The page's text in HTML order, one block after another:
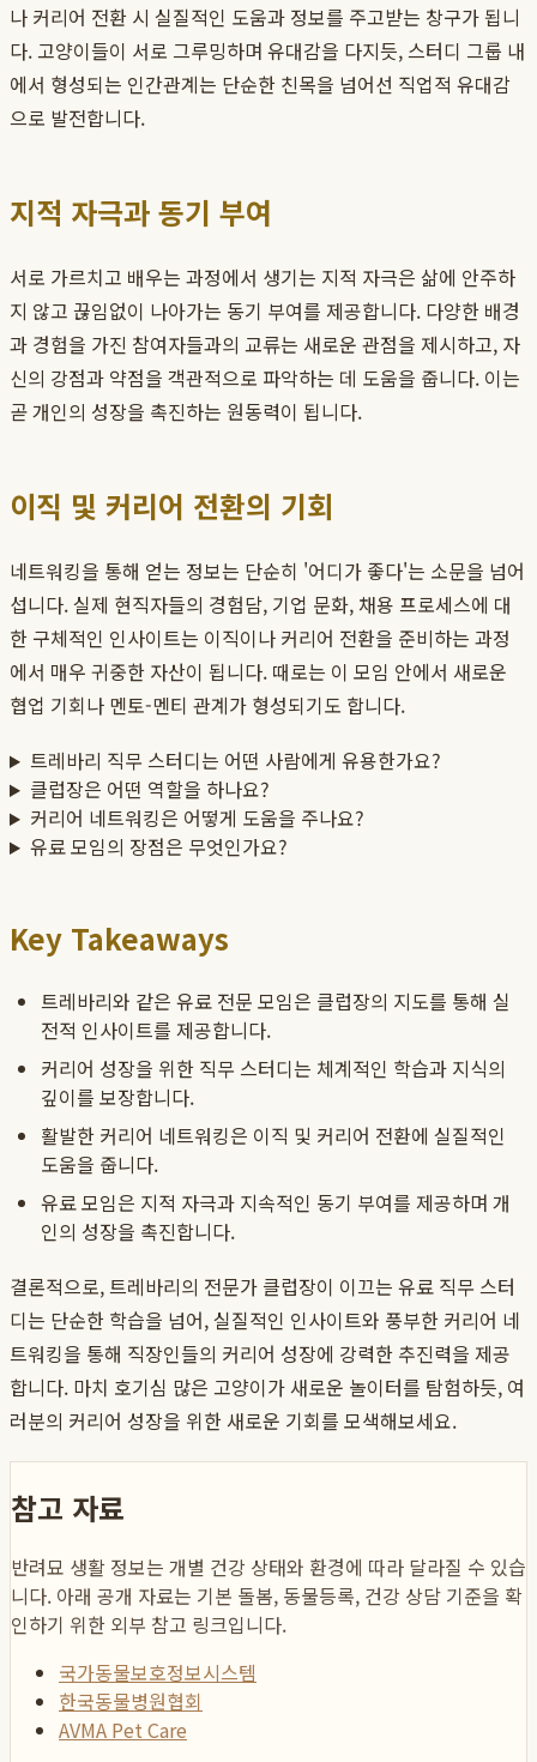
나 커리어 전환 시 실질적인 도움과 정보를 주고받는 창구가 됩니
다. 고양이들이 서로 그루밍하며 유대감을 다지듯, 스터디 그룹 내
에서 형성되는 인간관계는 단순한 친목을 넘어선 직업적 유대감
으로 발전합니다.
지적 자극과 동기 부여
서로 가르치고 배우는 과정에서 생기는 지적 자극은 삶에 안주하
지 않고 끊임없이 나아가는 동기 부여를 제공합니다. 다양한 배경
과 경험을 가진 참여자들과의 교류는 새로운 관점을 제시하고, 자
신의 강점과 약점을 객관적으로 파악하는 데 도움을 줍니다. 이는
곧 개인의 성장을 촉진하는 원동력이 됩니다.
이직 및 커리어 전환의 기회
네트워킹을 통해 얻는 정보는 단순히 '어디가 좋다'는 소문을 넘어
섭니다. 실제 현직자들의 경험담, 기업 문화, 채용 프로세스에 대
한 구체적인 인사이트는 이직이나 커리어 전환을 준비하는 과정
에서 매우 귀중한 자산이 됩니다. 때로는 이 모임 안에서 새로운
협업 기회나 멘토-멘티 관계가 형성되기도 합니다.
트레바리 직무 스터디는 어떤 사람에게 유용한가요?
클럽장은 어떤 역할을 하나요?
커리어 네트워킹은 어떻게 도움을 주나요?
유료 모임의 장점은 무엇인가요?
Key Takeaways
트레바리와 같은 유료 전문 모임은 클럽장의 지도를 통해 실
전적 인사이트를 제공합니다.
커리어 성장을 위한 직무 스터디는 체계적인 학습과 지식의
깊이를 보장합니다.
활발한 커리어 네트워킹은 이직 및 커리어 전환에 실질적인
도움을 줍니다.
유료 모임은 지적 자극과 지속적인 동기 부여를 제공하며 개
인의 성장을 촉진합니다.
결론적으로,트레바리의 전문가 클럽장이 이끄는 유료 직무 스터
디는 단순한 학습을 넘어, 실질적인 인사이트와 풍부한 커리어 네
트워킹을 통해 직장인들의 커리어 성장에 강력한 추진력을 제공
합니다. 마치 호기심 많은 고양이가 새로운 놀이터를 탐험하듯, 여
러분의 커리어 성장을 위한 새로운 기회를 모색해보세요.
참고 자료
반려묘 생활 정보는 개별 건강 상태와 환경에 따라 달라질 수 있습
니다. 아래 공개 자료는 기본 돌봄, 동물등록, 건강 상담 기준을 확
인하기 위한 외부 참고 링크입니다.
국가동물보호정보시스템
한국동물병원협회
AVMA Pet Care